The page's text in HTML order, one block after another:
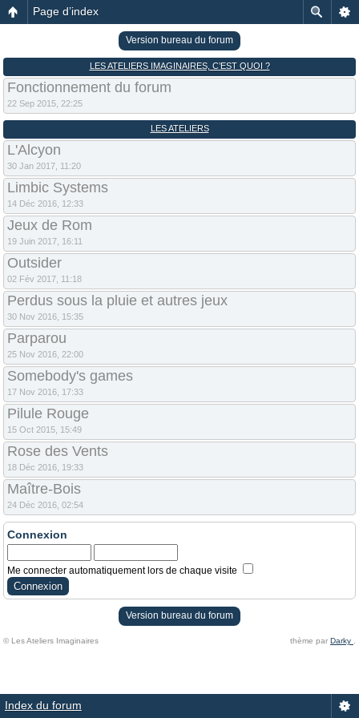
Page d’index
Version bureau du forum
LES ATELIERS IMAGINAIRES, C’EST QUOI ?
Fonctionnement du forum
22 Sep 2015, 22:25
LES ATELIERS
L'Alcyon
30 Jan 2017, 11:20
Limbic Systems
14 Déc 2016, 12:33
Jeux de Rom
19 Juin 2017, 16:11
Outsider
02 Fév 2017, 11:18
Perdus sous la pluie et autres jeux
30 Nov 2016, 15:35
Parparou
25 Nov 2016, 22:00
Somebody's games
17 Nov 2016, 17:33
Pilule Rouge
15 Oct 2015, 15:49
Rose des Vents
18 Déc 2016, 19:33
Maître-Bois
24 Déc 2016, 02:54
Connexion
Me connecter automatiquement lors de chaque visite
Version bureau du forum
© Les Ateliers Imaginaires thème par Darky
Index du forum